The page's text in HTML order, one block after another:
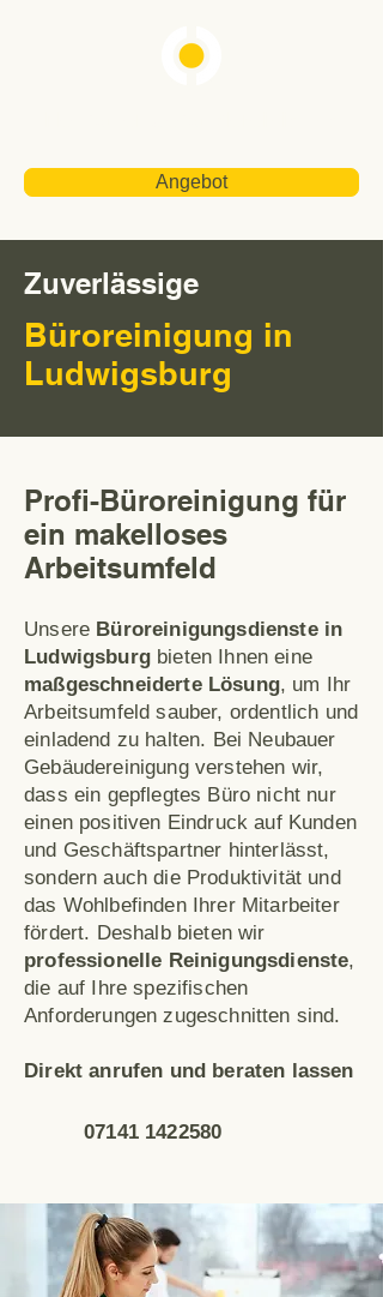
Angebot
Zuverlässige
Büroreinigung in
Ludwigsburg
Profi-Büroreinigung für
ein makelloses
Arbeitsumfeld
Unsere Büroreinigungsdienste in
Ludwigsburgbieten Ihnen eine
maßgeschneiderte Lösung, um Ihr
Arbeitsumfeld sauber, ordentlich und
einladend zu halten. Bei Neubauer
Gebäudereinigung verstehen wir,
dass ein gepflegtes Büro nicht nur
einen positiven Eindruck auf Kunden
und Geschäftspartner hinterlässt,
sondern auch die Produktivität und
das Wohlbefinden Ihrer Mitarbeiter
fördert. Deshalb bieten wir
professionelle Reinigungsdienste,
die auf Ihre spezifischen
Anforderungen zugeschnitten sind.
Direkt anrufen und beraten lassen
07141 1422580